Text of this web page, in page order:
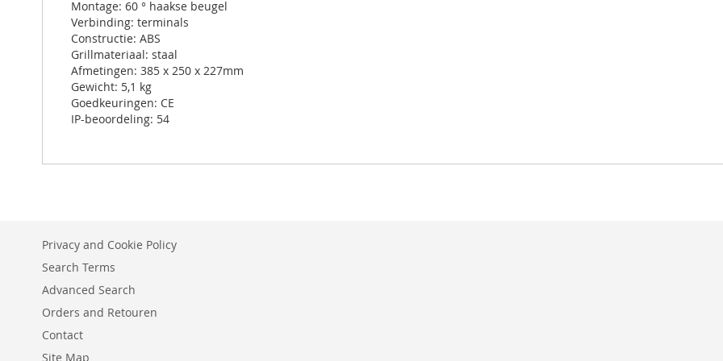
Montage: 60 ° haakse beugel
Verbinding: terminals
Constructie: ABS
Grillmateriaal: staal
Afmetingen: 385 x 250 x 227mm
Gewicht: 5,1 kg
Goedkeuringen: CE
IP-beoordeling: 54
Privacy and Cookie Policy
Search Terms
Advanced Search
Orders and Retouren
Contact
Site Map